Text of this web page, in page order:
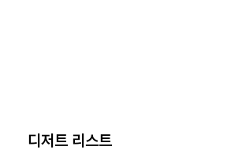
디저트 리스트